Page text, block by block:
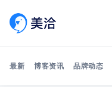
最新 博客资讯 品牌动态